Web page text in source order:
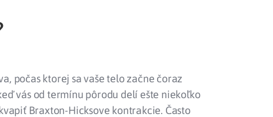
počas ktorej sa vaše telo začne čoraz
vás od termínu pôrodu delí ešte niekoľko
Braxton-Hicksove kontrakcie. Často